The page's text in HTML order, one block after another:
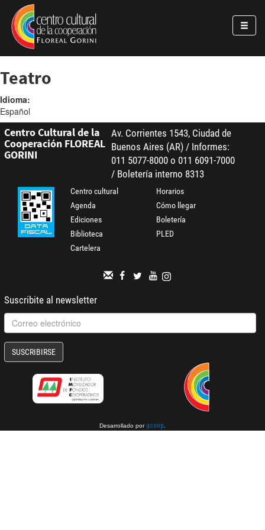
Pasar al contenido principal
Jump to main content
Teatro
Idioma:
Español
Centro Cultural de la
Cooperación FLOREAL
GORINI
Av. Corrientes 1543, Ciudad de
Buenos Aires (AR) / Informes:
011 5077-8000 o 011 6091-7000
/ Boletería interno 8313
Centro cultural
Agenda
Ediciones
Biblioteca
Cartelera
Horarios
Cómo llegar
Boletería
PLED
Suscribite al newsletter
SUSCRIBIRSE
Desarrollado por gcoop.